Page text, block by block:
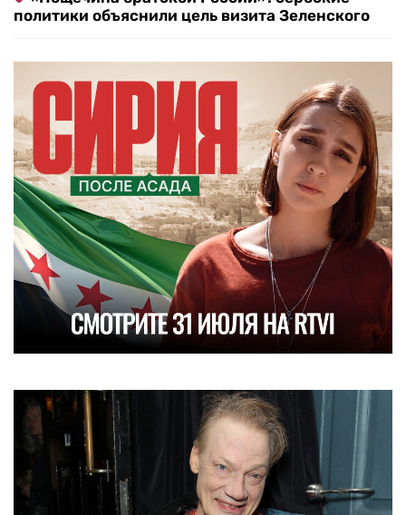
политики объяснили цель визита Зеленского